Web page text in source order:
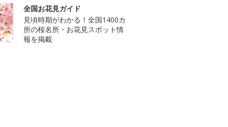
全国お花見ガイド
見頃時期がわかる！全国1400カ
所の桜名所・お花見スポット情
報を掲載